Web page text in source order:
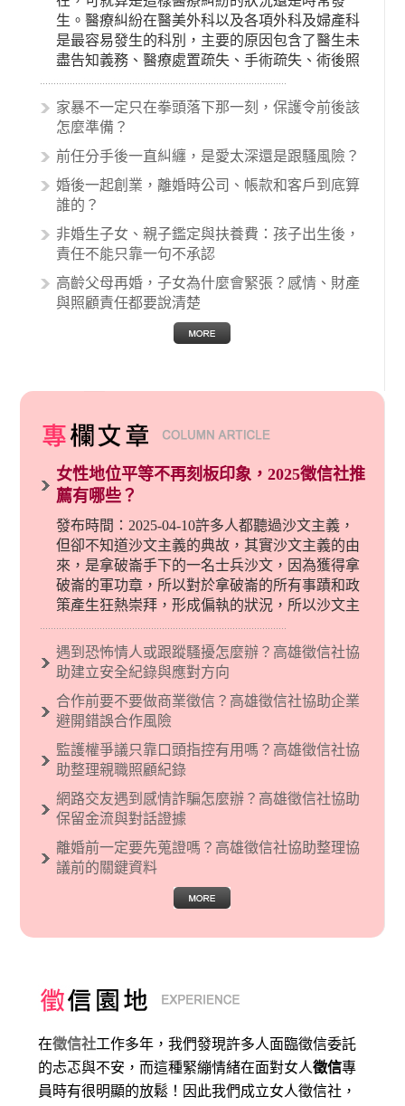
生。醫療糾紛在醫美外科以及各項外科及婦產科
是最容易發生的科別，主要的原因包含了醫生未
盡告知義務、醫療處置疏失、手術疏失、術後照
顧失當、醫療費用的收取。雖然醫學進步，但醫
生與病患之間引起的糾紛還是經常發生。很多案
例中最後都走向訴訟流程，我們如果不幸遇到相
的內容其實非常多，有些案例…
家暴不一定只在拳頭落下那一刻，保護令前後該
怎麼準備？
前任分手後一直糾纏，是愛太深還是跟騷風險？
婚後一起創業，離婚時公司、帳款和客戶到底算
誰的？
非婚生子女、親子鑑定與扶養費：孩子出生後，
責任不能只靠一句不承認
高齡父母再婚，子女為什麼會緊張？感情、財產
與照顧責任都要說清楚
女性地位平等不再刻板印象，2025徵信社推
薦有哪些？
發布時間：2025-04-10許多人都聽過沙文主義，
但卻不知道沙文主義的典故，其實沙文主義的由
來，是拿破崙手下的一名士兵沙文，因為獲得拿
破崙的軍功章，所以對於拿破崙的所有事蹟和政
策產生狂熱崇拜，形成偏執的狀況，所以沙文主
義後來就被拿來暗指偏見和歧視，而且有沙文主
義傾向的人，通常對於自己的國家和民族有超強
烈的卓越感，因而瞧不起其他國家的人，所以沙
現了男性沙文…
遇到恐怖情人或跟蹤騷擾怎麼辦？高雄徵信社協
助建立安全紀錄與應對方向
合作前要不要做商業徵信？高雄徵信社協助企業
避開錯誤合作風險
監護權爭議只靠口頭指控有用嗎？高雄徵信社協
助整理親職照顧紀錄
網路交友遇到感情詐騙怎麼辦？高雄徵信社協助
保留金流與對話證據
離婚前一定要先蒐證嗎？高雄徵信社協助整理協
議前的關鍵資料
在徵信社工作多年，我們發現許多人面臨徵信委託
的忐忑與不安，而這種緊繃情緒在面對女人徵信專
員時有很明顯的放鬆！因此我們成立女人徵信社，